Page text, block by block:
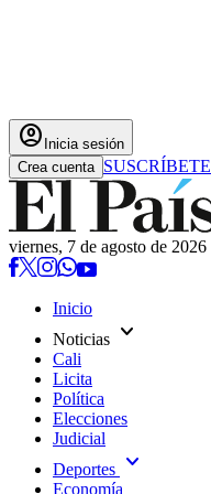
account_circle Inicia sesión
Crea cuenta SUSCRÍBETE
viernes, 7 de agosto de 2026
Inicio
Noticias expand_more
Cali
Licita
Política
Elecciones
Judicial
Deportes expand_more
Economía